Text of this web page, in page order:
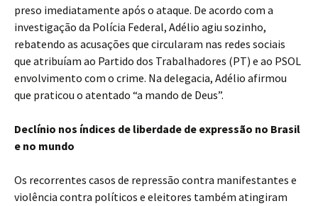
preso imediatamente após o ataque. De acordo com a
investigação da Polícia Federal, Adélio agiu sozinho,
rebatendo as acusações que circularam nas redes sociais
que atribuíam ao Partido dos Trabalhadores (PT) e ao PSOL
envolvimento com o crime. Na delegacia, Adélio afirmou
que praticou o atentado “a mando de Deus”.
Declínio nos índices de liberdade de expressão no Brasil
e no mundo
Os recorrentes casos de repressão contra manifestantes e
violência contra políticos e eleitores também atingiram